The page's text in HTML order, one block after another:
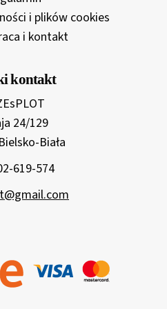
i plików cookies
i kontakt
kontakt
24/129
Biała
619-574